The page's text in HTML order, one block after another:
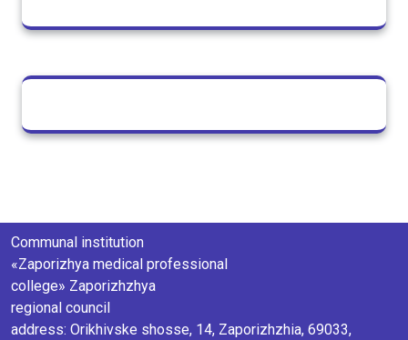
Communal institution
«Zaporizhya medical professional
college» Zaporizhzhya
regional council
аddress: Orikhivske shosse, 14, Zaporizhzhia, 69033,